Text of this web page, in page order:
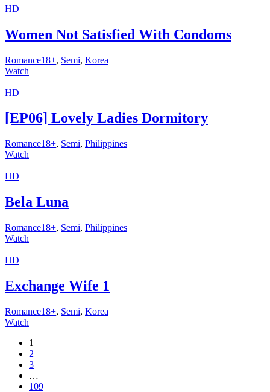
HD
Women Not Satisfied With Condoms
Romance18+, Semi, Korea
Watch
HD
[EP06] Lovely Ladies Dormitory
Romance18+, Semi, Philippines
Watch
HD
Bela Luna
Romance18+, Semi, Philippines
Watch
HD
Exchange Wife 1
Romance18+, Semi, Korea
Watch
1
2
3
…
109